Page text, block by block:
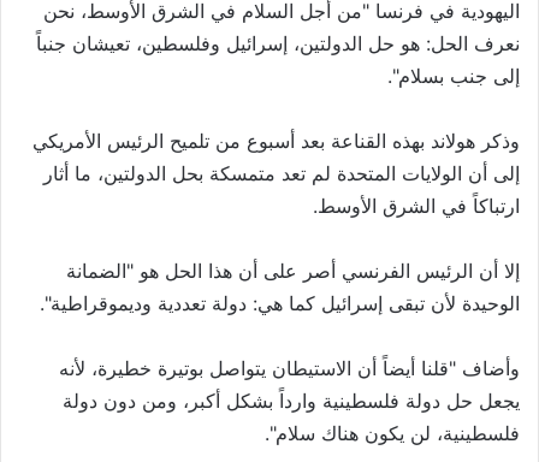
اليهودية في فرنسا "من أجل السلام في الشرق الأوسط، نحن
نعرف الحل: هو حل الدولتين، إسرائيل وفلسطين، تعيشان جنباً
إلى جنب بسلام".
وذكر هولاند بهذه القناعة بعد أسبوع من تلميح الرئيس الأمريكي
إلى أن الولايات المتحدة لم تعد متمسكة بحل الدولتين، ما أثار
ارتباكاً في الشرق الأوسط.
إلا أن الرئيس الفرنسي أصر على أن هذا الحل هو "الضمانة
الوحيدة لأن تبقى إسرائيل كما هي: دولة تعددية وديموقراطية".
وأضاف "قلنا أيضاً أن الاستيطان يتواصل بوتيرة خطيرة، لأنه
يجعل حل دولة فلسطينية وارداً بشكل أكبر، ومن دون دولة
فلسطينية، لن يكون هناك سلام".